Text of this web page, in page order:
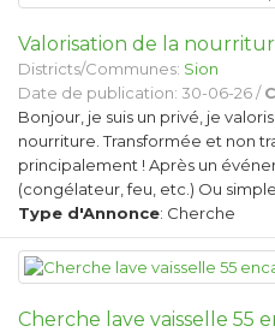
Valorisation de la
Districts/Communes: Sion
Date de publication: 30-06-26 /
Bonjour, je suis un privé, je
nourriture. Transformée et non
principalement ! Après un
(congélateur, feu, etc.) Ou
Type d'Annonce: Cherche
Cherche lave vaisselle 55